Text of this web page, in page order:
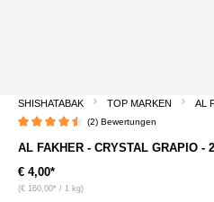
SHISHATABAK TOP MARKEN AL
(2) Bewertungen
AL FAKHER - CRYSTAL GRAPIO -
€ 4,00*
(€ 160,00* / 1 kg)